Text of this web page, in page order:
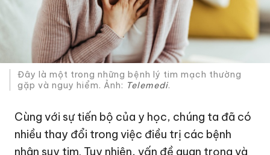
Đây là một trong những bệnh lý tim mạch thường
gặp và nguy hiểm. Ảnh: Telemedi.
Cùng với sự tiến bộ của y học, chúng ta đã có
nhiều thay đổi trong việc điều trị các bệnh
nhân suy tim. Tuy nhiên, vấn đề quan trọng và